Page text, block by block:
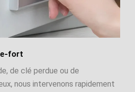
fort
de clé perdue ou de
nous intervenons rapidement